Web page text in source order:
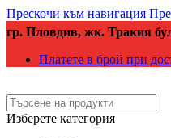
Прескочи към навигация
гр. Пловдив, жк. Тракия
Платете в брой при
Изберете категория